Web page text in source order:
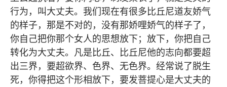
行为，叫大丈夫。我们现在有很多比丘尼道友娇气
的样子，那是不对的，没有那娇哩娇气的样子了，
你自己把你那个女人的思想放下；放下，你把自己
转化为大丈夫。凡是比丘、比丘尼他的志向都要超
出三界，要超欲界、色界、无色界。经常说了脱生
死，你得把这个形相放下，要发菩提心是大丈夫的